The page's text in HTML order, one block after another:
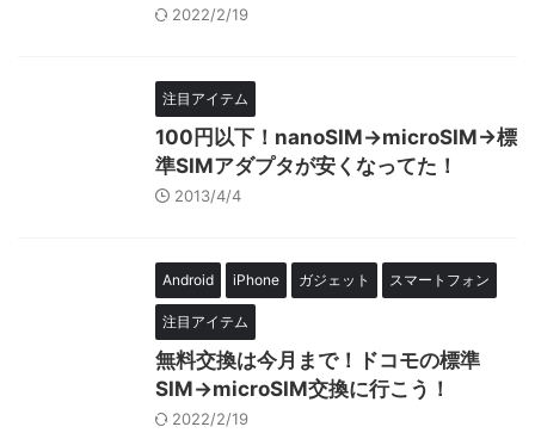
2022/2/19
注目アイテム
100円以下！nanoSIM→microSIM→標
準SIMアダプタが安くなってた！
2013/4/4
Android iPhone ガジェット スマートフォン
注目アイテム
無料交換は今月まで！ドコモの標準
SIM→microSIM交換に行こう！
2022/2/19